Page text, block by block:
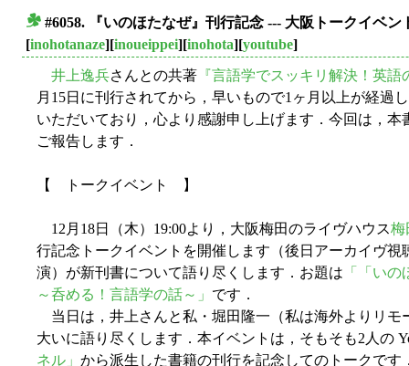
#6058. 『いのほたなぜ』刊行記念 --- 大阪トークイベ
[inohotanaze][inoueippei][inohota][youtube]
井上逸兵さんとの共著 『言語学でスッキリ解決！英語
月15日に刊行されてから，早いもので1ヶ月以上が経過
いただいており，心より感謝申し上げます．今回は，
ご報告します．
【 トークイベント 】
12月18日（木）19:00より，大阪梅田のライヴハウス梅
行記念トークイベントを開催します（後日アーカイヴ
演）が新刊書について語り尽くします．お題は 「「い
～呑める！言語学の話～」 です．
当日は，井上さんと私・堀田隆一（私は海外よりリモ
大いに語り尽くします．本イベントは，そもそも2人の
ネル」 から派生した書籍の刊行を記念してのトークで